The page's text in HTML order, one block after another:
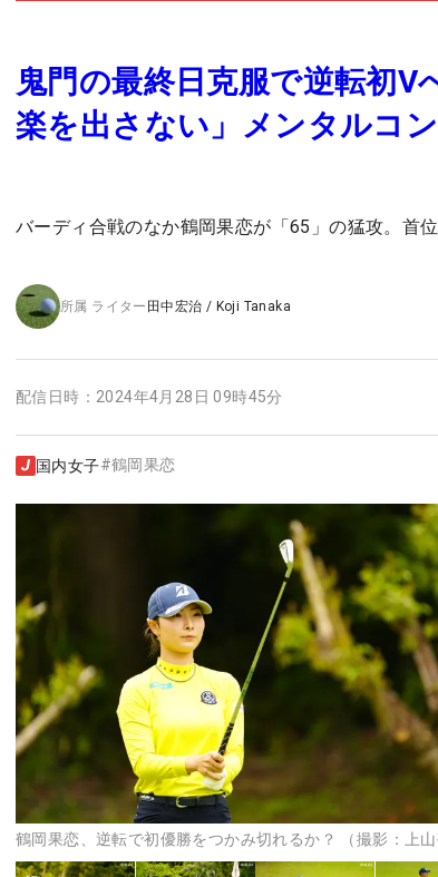
鬼門の最終日克服で逆転初
楽を出さない」メンタルコ
バーディ合戦のなか鶴岡果恋が「65」の猛攻。首
所属 ライター 田中宏治 / Koji Tanaka
配信日時： 2024年4月28日 09時45分
国内女子#鶴岡果恋
鶴岡果恋、逆転で初優勝をつかみ切れるか？ （撮影：上山